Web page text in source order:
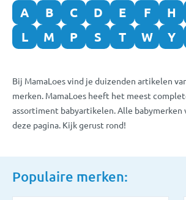
A B C D E F H
L
M P S T W Y
Bij MamaLoes vind je duizenden artikelen
merken. MamaLoes heeft het meest
assortiment babyartikelen. Alle babymerken
deze pagina. Kijk gerust rond!
Populaire merken: